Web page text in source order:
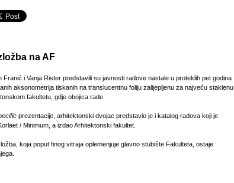
na AF
Franić i Vanja Rister predstavili su javnosti radove nastale u proteklih pet godina
aksonometrija tiskanih na translucentnu foliju zalijepljenu za najveću staklenu
fakultetu, gdje obojica rade.
prezentacije, arhitektonski dvojac predstavio je i katalog radova koji je
/ Minimum, a izdao Arhitektonski fakultet.
koja poput finog vitraja oplemenjuje glavno stubište Fakulteta, ostaje